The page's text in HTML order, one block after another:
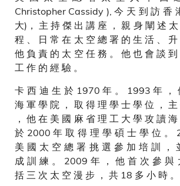
Christopher Cassidy ), 今 天 到 訪 香
大)， 主 持 傑 出 講 座 ， 親 身 闡 述
程 、 日 常 在 太 空 總 署 的 生 活 、
他 負 責 的 太 空 任 務 。 他 也 會 談
工 作 的 經 驗 。
卡 西 迪 生 於 1970 年 。 1993 年 ，
海 軍 學 院 ， 取 得 理 學 士 學 位 ，
， 他 在 美 國 麻 省 理 工 大 學 攻 讀
於 2000 年 取 得 理 學 碩 士 學 位 。
美 國 太 空 總 署 挑 選 參 加 培 訓 ，
成 訓 練 。 2009 年 ， 他 首 次 參 與
括 三 次 太 空 漫 步 ， 共 18 多 小 時 。